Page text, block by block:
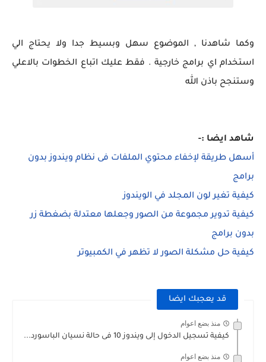
وكما شاهدنا , الموضوع سهل وبسيط جدا ولا يحتاج الي
استخدام اي برامج خارجية . فقط عليك اتباع الخطوات بالاعلي
وستنجح باذن الله
شاهد ايضا :-
أسهل طريقة لإخفاء محتوي الملفات فى نظام ويندوز بدون
برامج
كيفية تغير لون المجلد في الويندوز
كيفية تدوير مجموعة من الصور وجعلها معتدلة بضغطة زر
بدون برامج
كيفية حل مشكلة الصور لا تظهر في الكمبيوتر
قد يعجبك ايضا
منذ بضع اعوام
كيفية تسجيل الدخول إلى ويندوز 10 فى حالة نسيان الباسورد...
منذ بضع اعوام